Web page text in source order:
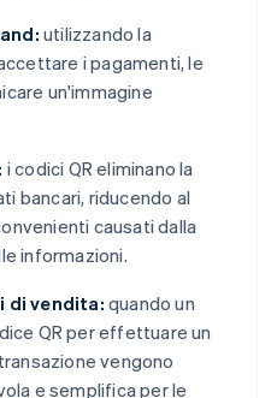
utilizzando la
i pagamenti, le
un'immagine
i codici QR eliminano la
bancari, riducendo al
causati dalla
informazioni.
di vendita: quando un
QR per effettuare un
vengono
e semplifica per le